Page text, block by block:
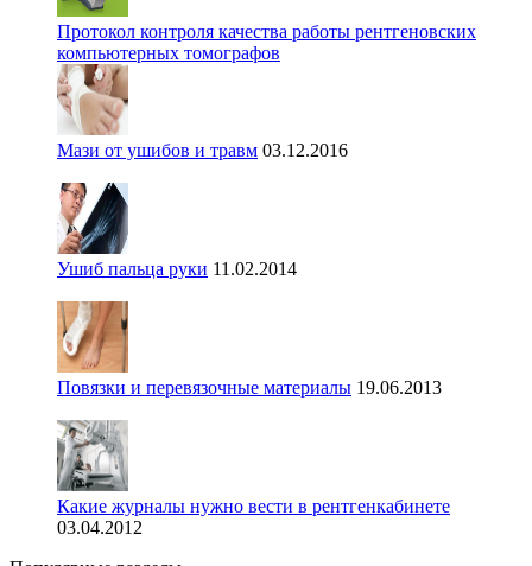
Протокол контроля качества работы рентгеновских
компьютерных томографов
Мази от ушибов и травм 03.12.2016
Ушиб пальца руки 11.02.2014
Повязки и перевязочные материалы 19.06.2013
Какие журналы нужно вести в рентгенкабинете
03.04.2012